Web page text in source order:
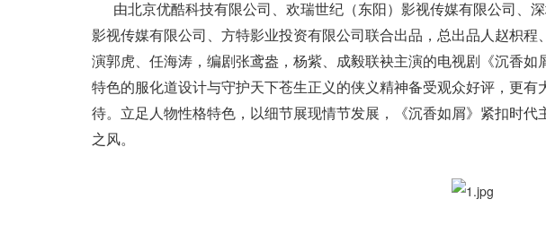
由北京优酷科技有限公司、欢瑞世纪（东阳）影视传媒有限公司、
影视传媒有限公司、方特影业投资有限公司联合出品，总出品人赵枳
演郭虎、任海涛，编剧张鸢盎，杨紫、成毅联袂主演的电视剧《沉香
特色的服化道设计与守护天下苍生正义的侠义精神备受观众好评，更有
待。立足人物性格特色，以细节展现情节发展，《沉香如屑》紧扣时
之风。